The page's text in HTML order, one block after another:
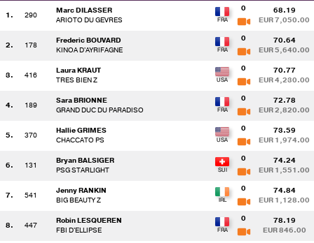
1. 290
Marc DILASSER
ARIOTO DU GEVRES
0 68.19
EUR 7,050.00
2. 178
Frederic BOUVARD
KINOA D'AYRIFAGNE
0 70.64
EUR 5,640.00
3. 416
Laura KRAUT
TRES BIEN Z
0 70.77
EUR 4,230.00
4. 189
Sara BRIONNE
GRAND DUC DU PARADISO
0 72.78
EUR 2,820.00
5. 370
Hallie GRIMES
CHACCATO PS
0 73.59
EUR 1,974.00
6. 131
Bryan BALSIGER
PSG STARLIGHT
0 74.24
EUR 1,551.00
7. 541
Jenny RANKIN
BIG BEAUTY Z
0 74.84
EUR 1,128.00
8. 447
Robin LESQUEREN
FBI D'ELLIPSE
0 78.19
EUR 846.00